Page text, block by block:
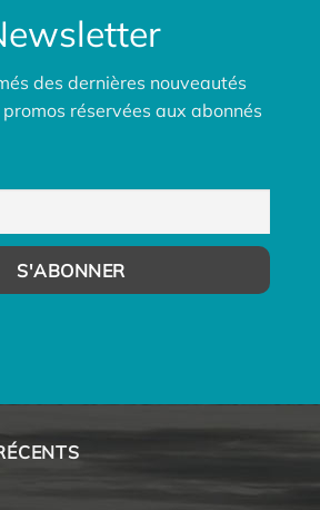
des dernières nouveautés
réservées aux abonnés